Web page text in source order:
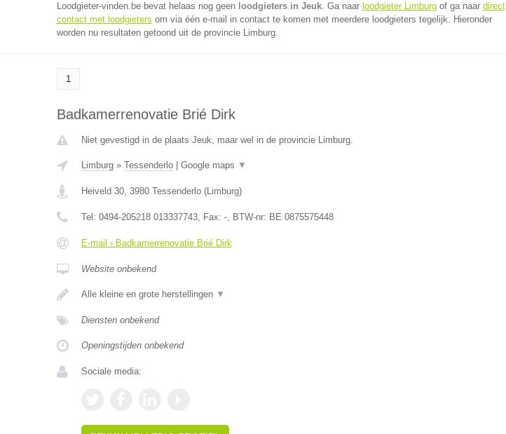
Loodgieter-vinden.be bevat helaas nog geen loodgieters in Jeuk. Ga naar loodgieter Limburgof ga naar direct
contact met loodgieters om via één e-mail in contact te komen met meerdere loodgieters tegelijk. Hieronder
worden nu resultaten getoond uit de provincie Limburg.
1
Badkamerrenovatie Brié Dirk
Niet gevestigd in de plaats Jeuk, maar wel in de provincie Limburg.
Limburg» Tessenderlo| Google maps ▼
Heiveld 30, 3980 Tessenderlo(Limburg)
Tel: 0494-205218 013337743, Fax: -, BTW-nr: BE 0875575448
E-mail › Badkamerrenovatie Brié Dirk
Website onbekend
Alle kleine en grote herstellingen ▼
Diensten onbekend
Openingstijden onbekend
Sociale media: